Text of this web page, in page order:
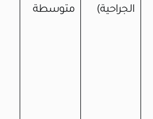
الجراحية)
متوسطة